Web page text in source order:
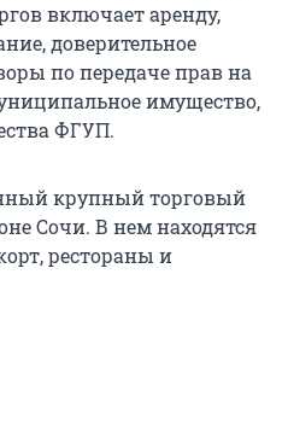
включает аренду,
доверительное
по передаче прав на
имущество,
ФГУП.
крупный торговый
Сочи. В нем находятся
рестораны и